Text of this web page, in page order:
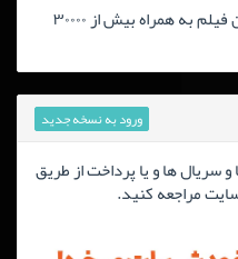
خرید اشتراک ارزان جهت مشاهده این فیلم به همراه بیش از ۳۰۰۰۰
ورود به نسخه جدید
سریال ها و یا پرداخت از طریق
مراجعه کنید.